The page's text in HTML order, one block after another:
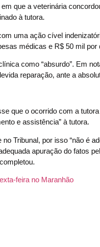
que a veterinária
à tutora.
uma ação cível
médicas e R$ 50 mil
como “absurdo”. Em
reparação, ante a
que o ocorrido com a
e assistência” à tutora.
Tribunal, por isso “não é
apuração do fatos
feira no Maranhão